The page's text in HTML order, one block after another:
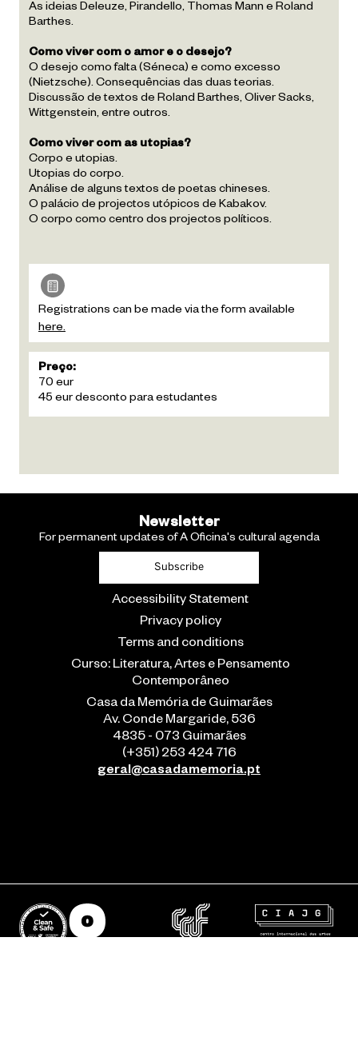
As ideias Deleuze, Pirandello, Thomas Mann e Roland
Barthes.
Como viver com o amor e o desejo?
O desejo como falta (Séneca) e como excesso
(Nietzsche). Consequências das duas teorias.
Discussão de textos de Roland Barthes, Oliver Sacks,
Wittgenstein, entre outros.
Como viver com as utopias?
Corpo e utopias.
Utopias do corpo.
Análise de alguns textos de poetas chineses.
O palácio de projectos utópicos de Kabakov.
O corpo como centro dos projectos políticos.
Registrations can be made via the form available
here.
Preço:
70 eur
45 eur desconto para estudantes
Newsletter
For permanent updates of A Oficina's cultural agenda
Subscribe
Accessibility Statement
Privacy policy
Terms and conditions
Curso: Literatura, Artes e Pensamento
Contemporâneo
Casa da Memória de Guimarães
Av. Conde Margaride, 536
4835 - 073 Guimarães
(+351) 253 424 716
geral@casadamemoria.pt